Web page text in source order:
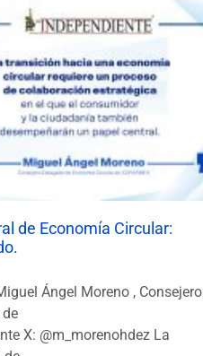
de Economía Circular:
Ángel Moreno , Consejero
X: @m_morenohdez La